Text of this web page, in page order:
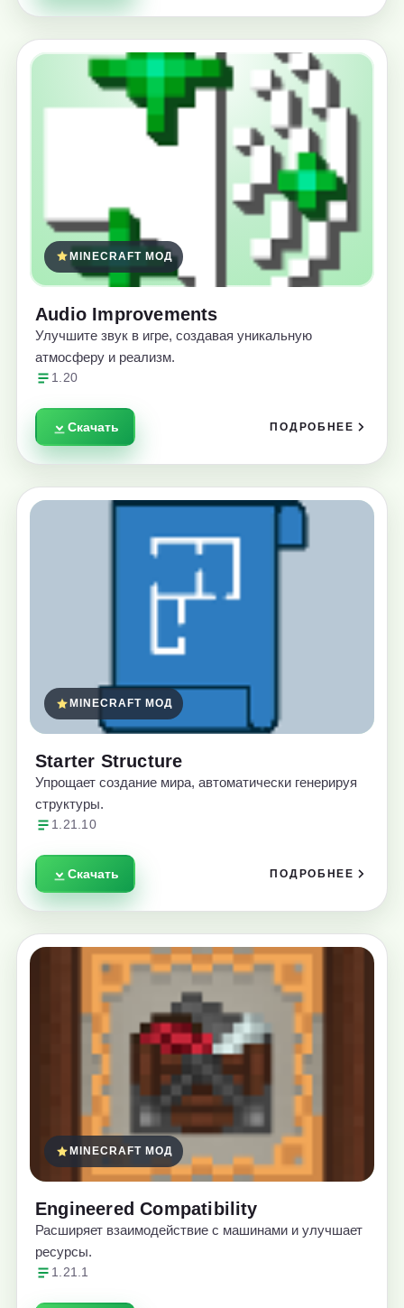
MINECRAFT МОД
Audio Improvements
Улучшите звук в игре, создавая уникальную
атмосферу и реализм.
1.20
Скачать ПОДРОБНЕЕ
MINECRAFT МОД
Starter Structure
Упрощает создание мира, автоматически генерируя
структуры.
1.21.10
Скачать ПОДРОБНЕЕ
MINECRAFT МОД
Engineered Compatibility
Расширяет взаимодействие с машинами и улучшает
ресурсы.
1.21.1